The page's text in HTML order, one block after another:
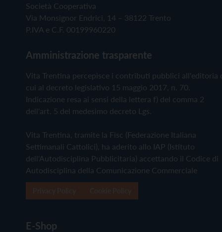
Società Cooperativa
Via Monsignor Endrici, 14 – 38122 Trento
P.IVA e C.F. 00199960220
Amministrazione trasparente
Vita Trentina percepisce i contributi pubblici all'editoria
cui al decreto legislativo 15 maggio 2017, n. 70.
Indicazione resa ai sensi della lettera f) del comma 2
dell'art. 5 del medesimo decreto Lgs.
Vita Trentina, tramite la Fisc (Federazione Italiana
Settimanali Cattolici), ha aderito allo IAP (Istituto
dell'Autodisciplina Pubblicitaria) accettando il Codice di
Autodisciplina della Comunicazione Commerciale
E-Shop